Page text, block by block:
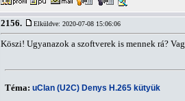
2156. Elküldve: 2020-07-08 15:06:06
Köszi! Ugyanazok a szoftverek is mennek rá?
Téma: uClan (U2C) Denys H.265 kütyük